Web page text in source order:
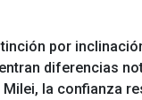
por
diferencias
la confianza